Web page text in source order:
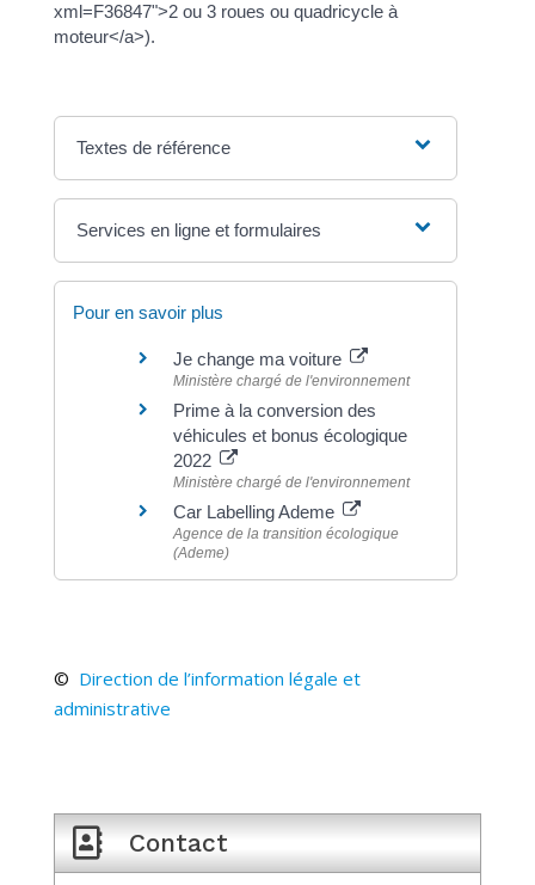
xml=F36847">2 ou 3 roues ou quadricycle à
moteur</a>).
Textes de référence
Services en ligne et formulaires
Pour en savoir plus
Je change ma voiture
Ministère chargé de l'environnement
Prime à la conversion des
véhicules et bonus écologique
2022
Ministère chargé de l'environnement
Car Labelling Ademe
Agence de la transition écologique
(Ademe)
© Direction de l’information légale et
administrative
 Contact